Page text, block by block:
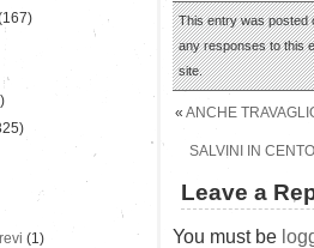
This entry was posted
any responses to this
site.
« ANCHE
SALVINI IN
Leave a
You must be
(1)